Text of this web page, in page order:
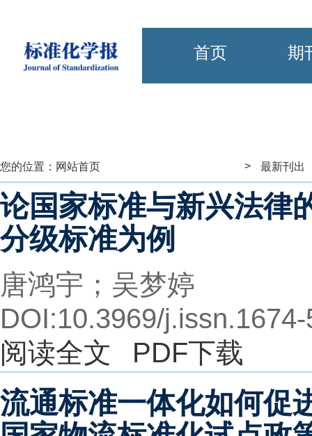
首页 期
您的位置： 网站首页 > 最新刊出
论国家标准与新兴法
分级标准为例
唐鸿宇；吴梦婷
DOI:10.3969/
阅读全文
PDF下载
流通标准一体化如何